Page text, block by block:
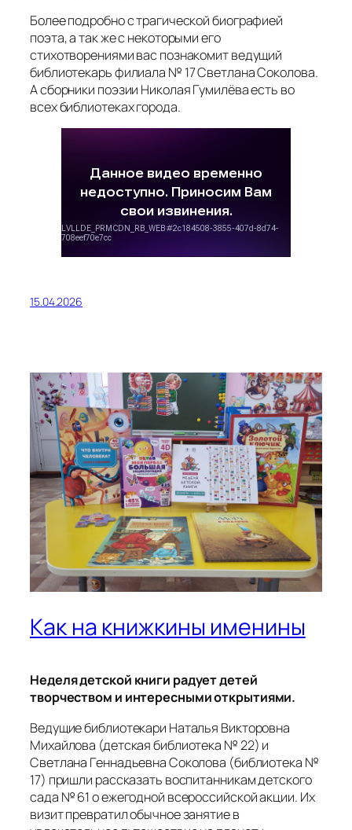
Более подробно с трагической биографией
поэта, а так же с некоторыми его
стихотворениями вас познакомит ведущий
библиотекарь филиала № 17 Светлана Соколова.
А сборники поэзии Николая Гумилёва есть во
всех библиотеках города.
15.04.2026
Как на книжкины именины
Неделя детской книги радует детей
творчеством и интересными открытиями.
Ведущие библиотекари Наталья Викторовна
Михайлова (детская библиотека № 22) и
Светлана Геннадьевна Соколова (библиотека №
17) пришли рассказать воспитанникам детского
сада № 61 о ежегодной всероссийской акции. Их
визит превратил обычное занятие в